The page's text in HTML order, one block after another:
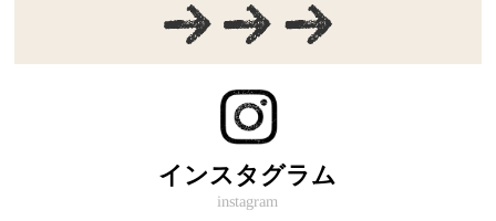
インスタグラム
instagram